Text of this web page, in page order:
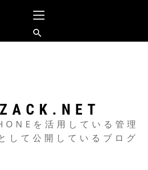
イ
ン
メ
を活用している管理
して公開しているブログ